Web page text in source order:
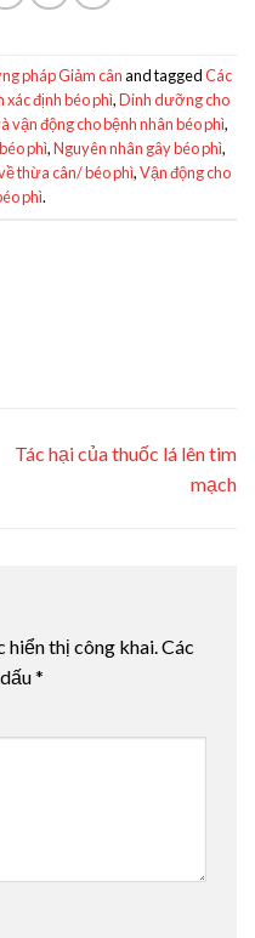
pháp Giảm cânand taggedCác
xác định béo phì,Dinh dưỡng cho
vận động cho bệnh nhân béo phì,
phì,Nguyên nhân gây béo phì,
thừa cân/ béo phì,Vận động cho
phì.
Tác hại của thuốc lá lên tim
mạch
hiển thị công khai.Các
*